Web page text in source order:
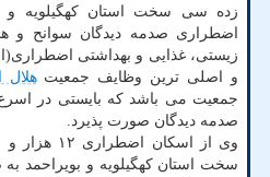
زده سی سخت استان کهگیلویه و
اضطراری صدمه دیدگان سوانح و
زیستی، غذایی و بهداشتی
و اصلی ترین وظایف جمعیتهلال
جمعیت می باشد که بایستی در
صدمه دیدگان صورت پذیرد.
سخت استان کهگیلویه و بویراحمد